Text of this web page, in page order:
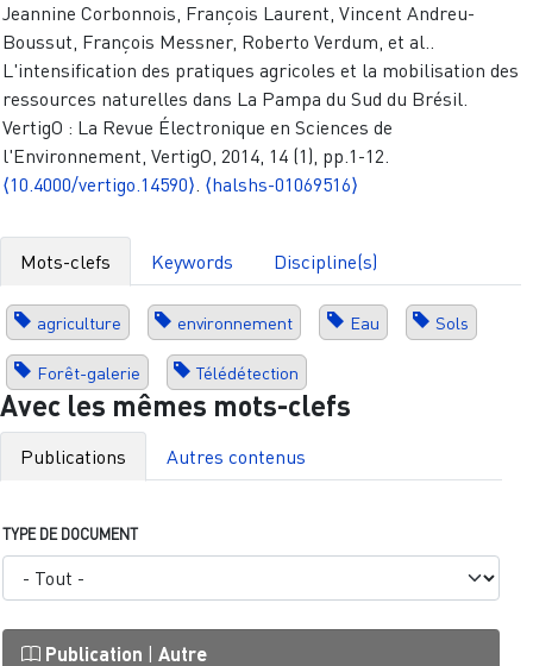
Jeannine Corbonnois, François Laurent, Vincent Andreu-
Boussut, François Messner, Roberto Verdum, et al..
L'intensification des pratiques agricoles et la mobilisation des
ressources naturelles dans La Pampa du Sud du Brésil.
VertigO : La Revue Électronique en Sciences de
l'Environnement, VertigO, 2014, 14 (1), pp.1-12.
⟨10.4000/vertigo.14590⟩. ⟨halshs-01069516⟩
Mots-clefs Keywords Discipline(s)
agriculture environnement Eau Sols
Forêt-galerie Télédétection
Avec les mêmes mots-clefs
Publications Autres contenus
TYPE DE DOCUMENT
Publication Autre